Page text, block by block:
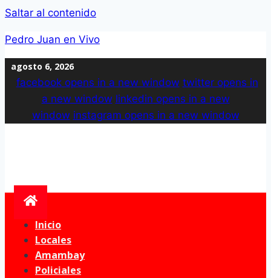
Saltar al contenido
Pedro Juan en Vivo
agosto 6, 2026
facebookopens in a new window twitteropens in
a new window linkedin opens in a new
window instagram opens in a new window
Inicio
Locales
Amambay
Policiales